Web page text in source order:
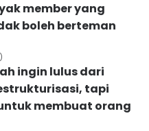
member yang
boleh berteman
ingin lulus dari
tapi
membuat orang